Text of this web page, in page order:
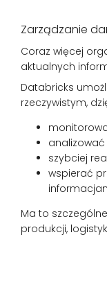
Zarządzanie
Coraz więcej
aktualnych
Databricks
rzeczywistym,
szybciej
wspierać
Ma to
produkcji,